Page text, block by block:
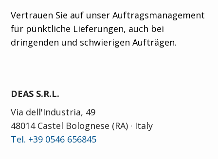
Vertrauen Sie auf unser Auftragsmanagement
für pünktliche Lieferungen, auch bei
dringenden und schwierigen Aufträgen.
DEAS S.R.L.
Via dell'Industria, 49
48014 Castel Bolognese (RA) · Italy
Tel. +39 0546 656845